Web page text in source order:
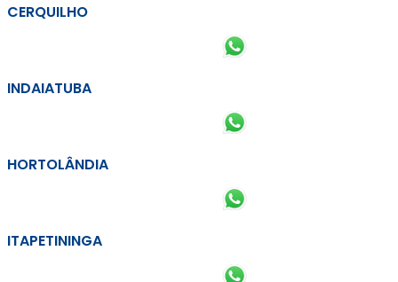
CERQUILHO
INDAIATUBA
HORTOLÂNDIA
ITAPETININGA